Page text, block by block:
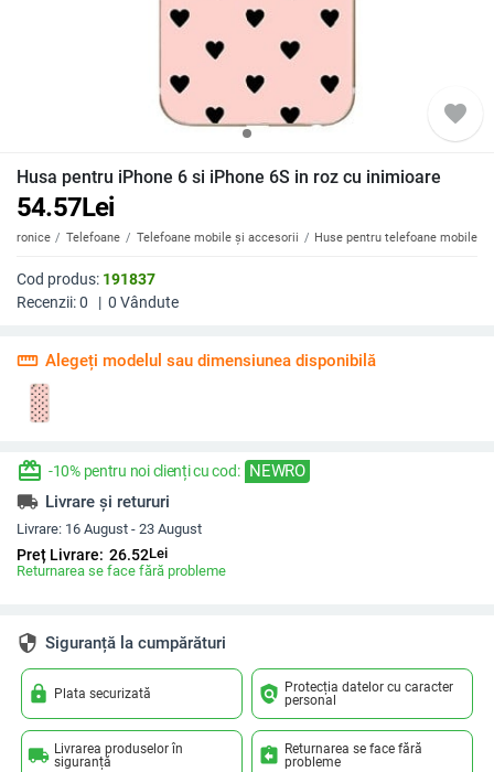
favorite
Husa pentru iPhone 6 si iPhone 6S in roz cu inimioare
54.57Lei
Telefoane Telefoane mobile și accesorii Huse pentru telefoane mobile
Cod produs: 191837
Recenzii:0 | 0 Vândute
straighten Alegeți modelul sau dimensiunea disponibilă
redeem -10% pentru noi clienți cu cod: NEWRO
local_shipping Livrare și retururi
Livrare: 16 August - 23 August
Preț Livrare: 26.52Lei
Returnarea se face fără probleme
security Siguranță la cumpărături
lock Plata securizată policy Protecția datelor cu caracter
personal
local_shipping Livrarea produselor în
siguranță
assignment_return Returnarea se face fără
probleme